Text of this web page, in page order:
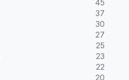
45
37
30
27
25
23
22
20